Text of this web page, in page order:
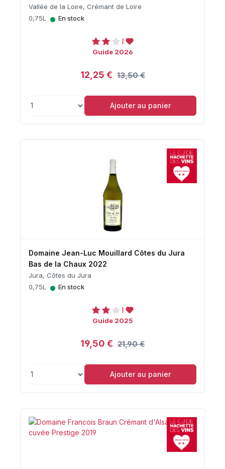
Vallée de la Loire, Crémant de Loire
0,75L
• En stock
Guide 2026
12,25 € 13,50 €
Ajouter au panier
Domaine Jean-Luc Mouillard Côtes du Jura
Bas de la Chaux 2022
Jura, Côtes du Jura
0,75L
• En stock
Guide 2025
19,50 € 21,90 €
Ajouter au panier